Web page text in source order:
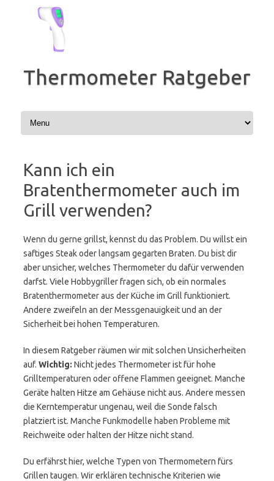
springen
Thermometer Ratgeber
Kann ich ein
Bratenthermometer auch im
Grill verwenden?
Wenn du gerne grillst, kennst du das Problem. Du willst ein
saftiges Steak oder langsam gegarten Braten. Du bist dir
aber unsicher, welches Thermometer du dafür verwenden
darfst. Viele Hobbygriller fragen sich, ob ein normales
Bratenthermometer aus der Küche im Grill funktioniert.
Andere zweifeln an der Messgenauigkeit und an der
Sicherheit bei hohen Temperaturen.
In diesem Ratgeber räumen wir mit solchen Unsicherheiten
auf. Wichtig: Nicht jedes Thermometer ist für hohe
Grilltemperaturen oder offene Flammen geeignet. Manche
Geräte halten Hitze am Gehäuse nicht aus. Andere messen
die Kerntemperatur ungenau, weil die Sonde falsch
platziert ist. Manche Funkmodelle haben Probleme mit
Reichweite oder halten der Hitze nicht stand.
Du erfährst hier, welche Typen von Thermometern fürs
Grillen taugen. Wir erklären technische Kriterien wie